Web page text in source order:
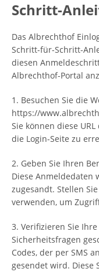
Schritt-
Das Albrechthof
Schritt-für-Schritt-
diesen
Albrechthof-Portal
1. Besuchen Sie die
https://
Sie können diese
die Login-Seite zu
2. Geben Sie Ihren
Diese Anmeldedaten
zugesandt. Stellen
verwenden, um
3. Verifizieren Sie
Sicherheitsfragen
Codes, der per SMS
gesendet wird. Diese